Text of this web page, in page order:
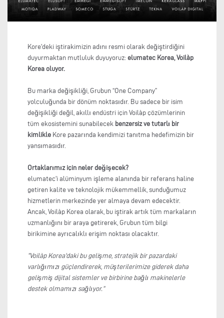
Kore'deki iştirakimizin adını resmi olarak değiştirdiğini
duyurmaktan mutluluk duyuyoruz: elumatec Korea, Voilàp
Korea oluyor.
Bu marka değişikliği, Grubun “One Company”
yolculuğunda bir dönüm noktasıdır. Bu sadece bir isim
değişikliği değil, akıllı endüstri için Voilàp çözümlerinin
tüm ekosistemini sunabilecek benzersiz ve tutarlı bir
kimlikle Kore pazarında kendimizi tanıtma hedefimizin bir
yansımasıdır.
Ortaklarımız için neler değişecek?
elumatec'i alüminyum işleme alanında bir referans haline
getiren kalite ve teknolojik mükemmellik, sunduğumuz
hizmetlerin merkezinde yer almaya devam edecektir.
Ancak, Voilàp Korea olarak, bu iştirak artık tüm markaların
uzmanlığını bir araya getirerek, Grubun tüm bilgi
birikimine ayrıcalıklı erişim noktası olacaktır.
“Voilàp Korea'daki bu gelişme, stratejik bir pazardaki
varlığımızı güçlendirerek, müşterilerimize giderek daha
gelişmiş dijital sistemler ve birbirine bağlı makinelerle
destek olmamızı sağlıyor.”